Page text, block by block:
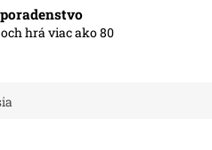
hrá viac ako 80